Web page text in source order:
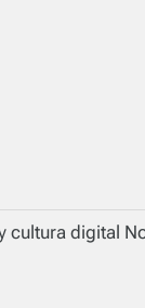
digital